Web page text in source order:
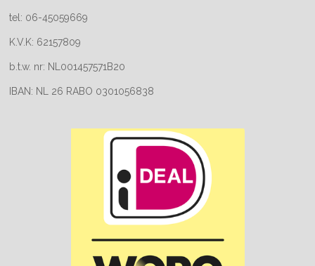
tel: 06-45059669
K.V.K: 62157809
b.t.w. nr: NL001457571B20
IBAN: NL 26 RABO 0301056838